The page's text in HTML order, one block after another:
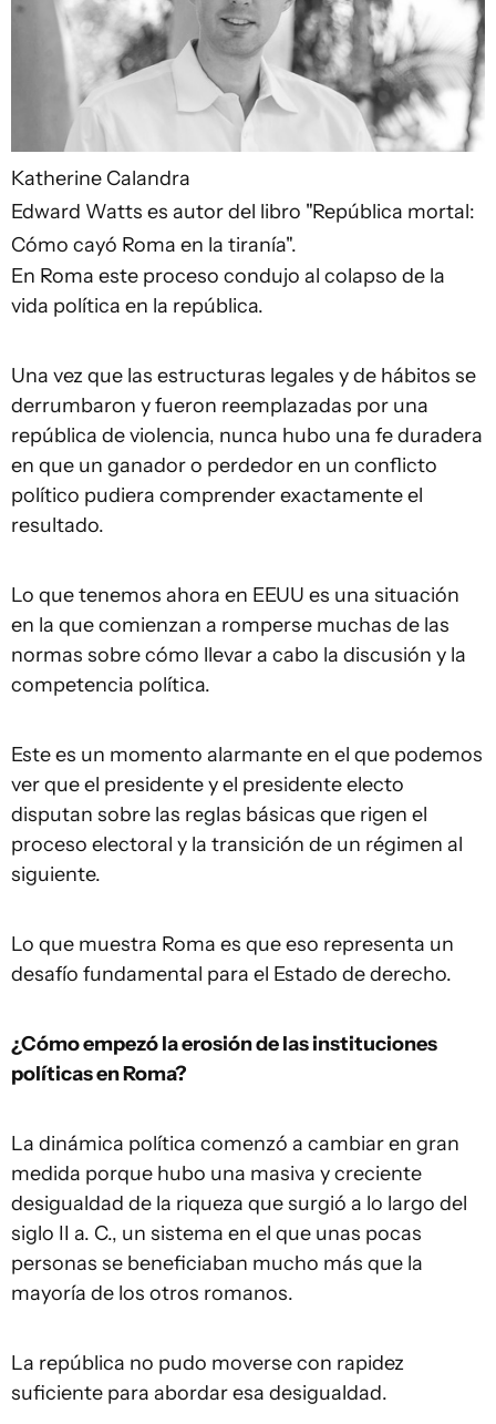
Katherine Calandra
Edward Watts es autor del libro "República mortal:
Cómo cayó Roma en la tiranía".
En Roma este proceso condujo al colapso de la
vida política en la república.
Una vez que las estructuras legales y de hábitos se
derrumbaron y fueron reemplazadas por una
república de violencia, nunca hubo una fe duradera
en que un ganador o perdedor en un conflicto
político pudiera comprender exactamente el
resultado.
Lo que tenemos ahora en EEUU es una situación
en la que comienzan a romperse muchas de las
normas sobre cómo llevar a cabo la discusión y la
competencia política.
Este es un momento alarmante en el que podemos
ver que el presidente y el presidente electo
disputan sobre las reglas básicas que rigen el
proceso electoral y la transición de un régimen al
siguiente.
Lo que muestra Roma es que eso representa un
desafío fundamental para el Estado de derecho.
¿Cómo empezó la erosión de las instituciones
políticas en Roma?
La dinámica política comenzó a cambiar en gran
medida porque hubo una masiva y creciente
desigualdad de la riqueza que surgió a lo largo del
siglo II a. C., un sistema en el que unas pocas
personas se beneficiaban mucho más que la
mayoría de los otros romanos.
La república no pudo moverse con rapidez
suficiente para abordar esa desigualdad.